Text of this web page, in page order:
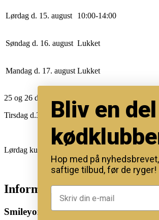
Lørdag d. 15. august 10:00-14:00
Søndag d. 16. august Lukket
Mandag d. 17. august Lukket
25 og 26 dec. køkkennet lukker kl.12
Tirsdag d.31/12 11-13 for afhentning.
Lørdag kun åbent for afhentning af mad ud af
Information
Smileyordning
Bliv en del
kødklubben!
Hop med på nyhedsbrevet, og
saftige tilbud, før de ryger!